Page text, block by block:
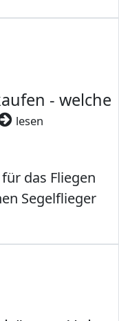
- welche
lesen
das Fliegen
Segelflieger